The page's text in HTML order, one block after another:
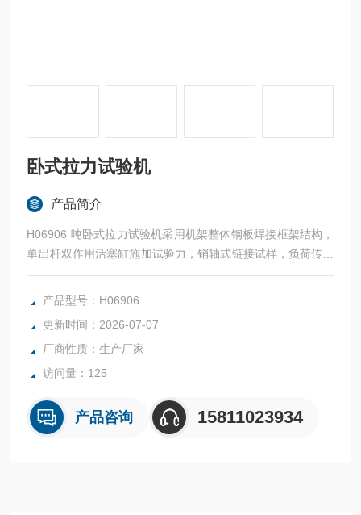
卧式拉力试验机
产品简介
H06906 吨卧式拉力试验机采用机架整体钢板焊接框架结构，
单出杆双作用活塞缸施加试验力，销轴式链接试样，负荷传感
器测力，根据试样规格长度可有级调整后拉头座的拉伸空间，
计算机屏幕显示试验力及试验曲线，按照试验方法的要求自动
柔韧件的拉伸强度试验。
产品型号：H06906
更新时间：2026-07-07
厂商性质：生产厂家
访问量：125
产品咨询 15811023934